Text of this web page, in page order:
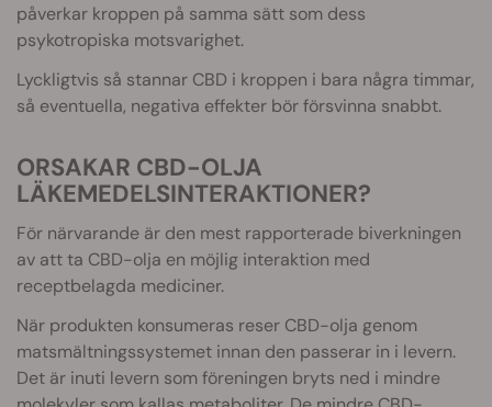
påverkar kroppen på samma sätt som dess
psykotropiska motsvarighet.
Lyckligtvis så stannar CBD i kroppen i bara några timmar,
så eventuella, negativa effekter bör försvinna snabbt.
ORSAKAR CBD-OLJA
LÄKEMEDELSINTERAKTIONER?
För närvarande är den mest rapporterade biverkningen
av att ta CBD-olja en möjlig interaktion med
receptbelagda mediciner.
När produkten konsumeras reser CBD-olja genom
matsmältningssystemet innan den passerar in i levern.
Det är inuti levern som föreningen bryts ned i mindre